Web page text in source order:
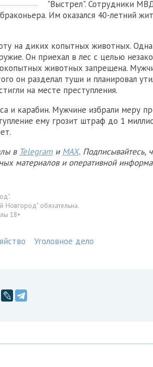
"Выстрел". Сотрудники
Им оказался 40-летний
на диких копытных животных.
Он приехал в лес с целью
животных запрещена.
он разделал туши и планировал
на месте преступления.
и карабин. Мужчине избрали меру
ему грозит штраф до 1
в Telegram и MAX. Подписывайтесь,
материалов и оперативной
Новгород" обязательна.
18+
Уголовное дело